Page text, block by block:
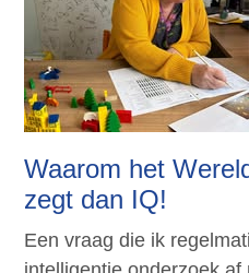
Waarom het
zegt dan IQ!
Een vraag die ik